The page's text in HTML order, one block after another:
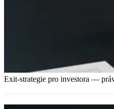
Exit-strategie pro investora —